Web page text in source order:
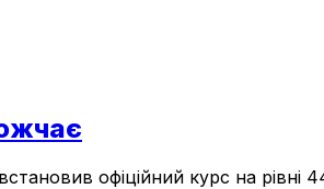
офіційний курс на рівні